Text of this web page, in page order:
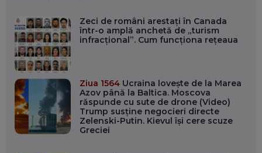
Zeci de români arestați în Canada
într-o amplă anchetă de „turism
infracțional”. Cum funcționa rețeaua
Ziua 1564Ucraina lovește de la Marea
Azov până la Baltica. Moscova
răspunde cu sute de drone (Video)
Trump susține negocieri directe
Zelenski-Putin. Kievul își cere scuze
Greciei